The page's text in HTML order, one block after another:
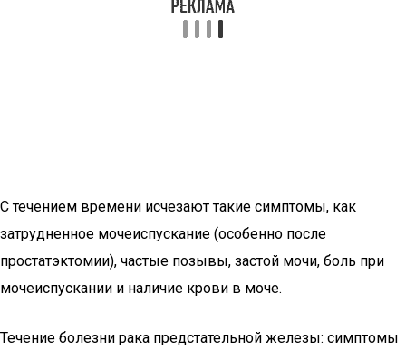
С течением времени исчезают такие симптомы, как
затрудненное мочеиспускание (особенно после
простатэктомии), частые позывы, застой мочи, боль при
мочеиспускании и наличие крови в моче.
Течение болезни рака предстательной железы: симптомы